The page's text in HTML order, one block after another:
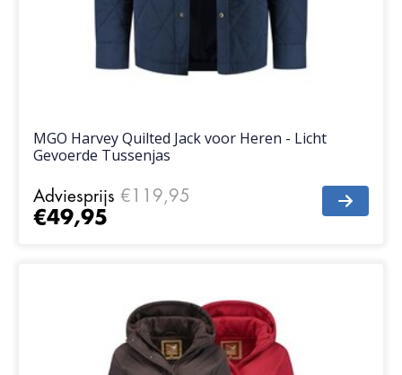
MGO Harvey Quilted Jack voor Heren - Licht
Gevoerde Tussenjas
Adviesprijs €119,95
€49,95